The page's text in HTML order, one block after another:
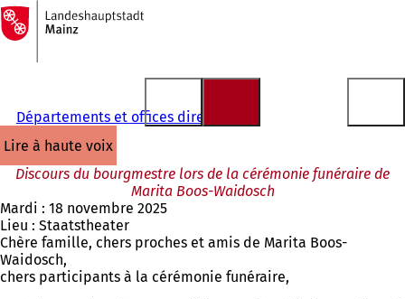
Accéder au contenu
Vers
la
page
d'accueil
Départements et offices directement
lire à haute voix
Discours du bourgmestre lors de la cérémonie funéraire de
Marita Boos-Waidosch
Mardi : 18 novembre 2025
Lieu : Staatstheater
Chère famille, chers proches et amis de Marita Boos-
Waidosch,
chers participants à la cérémonie funéraire,